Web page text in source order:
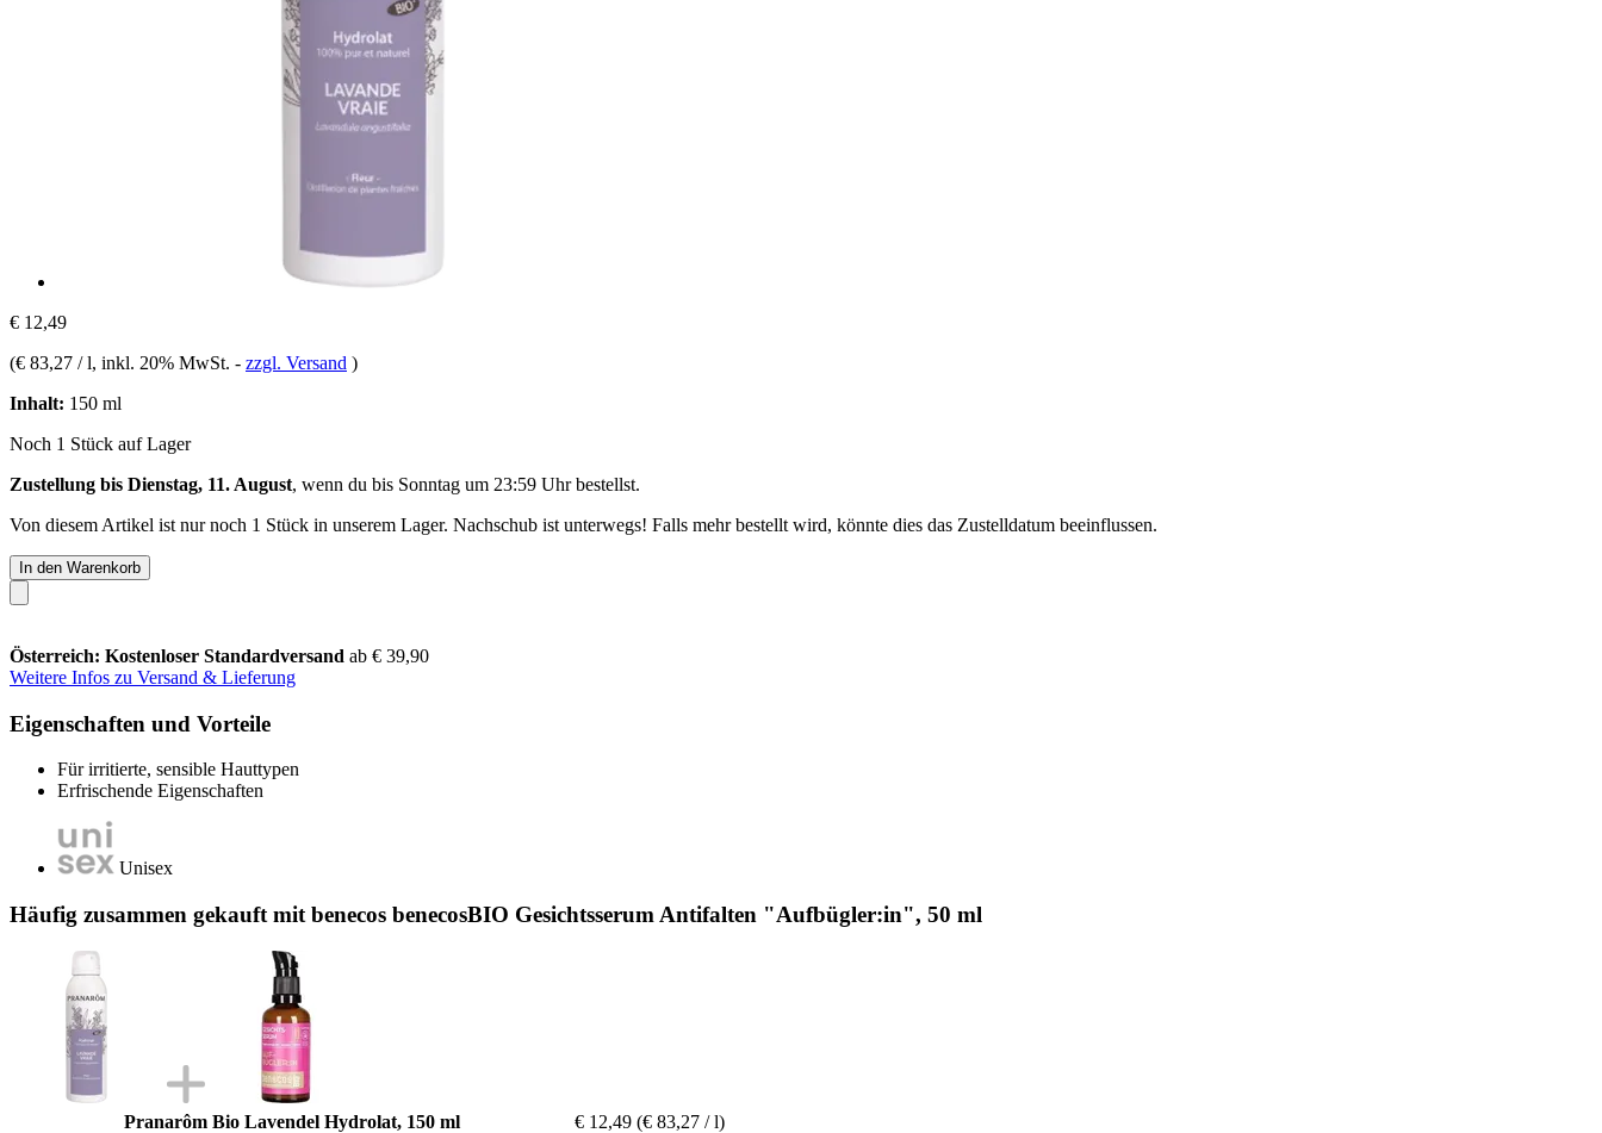
€ 12,49
(€ 83,27 / l, inkl. 20% MwSt. - zzgl. Versand )
Inhalt: 150 ml
Noch 1 Stück auf Lager
Zustellung bis Dienstag, 11. August, wenn du bis Sonntag um 23:59 Uhrbestellst.
Von diesem Artikel ist nur noch 1 Stück in unserem Lager. Nachschub ist unterwegs! Falls mehr bestellt wird, könnte dies das Zustelldatum beeinflussen.
In den Warenkorb
Österreich: Kostenloser Standardversand ab € 39,90
Weitere Infos zu Versand & Lieferung
Eigenschaften und Vorteile
Für irritierte, sensible Hauttypen
Erfrischende Eigenschaften
Unisex
Häufig zusammen gekauft mit benecos benecosBIO Gesichtsserum Antifalten "Aufbügler:in", 50 ml
Pranarôm Bio Lavendel Hydrolat, 150 ml € 12,49 (€ 83,27 / l)